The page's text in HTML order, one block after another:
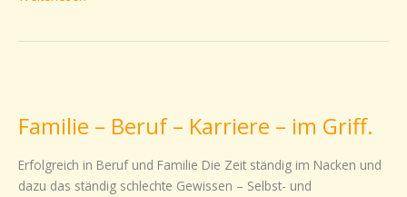
Familie – Beruf – Karriere – im Griff.
Erfolgreich in Beruf und Familie Die Zeit ständig im Nacken und
dazu das ständig schlechte Gewissen – Selbst- und
Beruf
Karriere
–